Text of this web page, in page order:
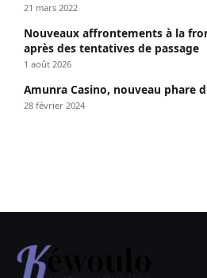
21 mars 2022
Nouveaux affrontements à la
après des tentatives de passage
1 août 2026
Amunra Casino, nouveau phare
28 février 2024